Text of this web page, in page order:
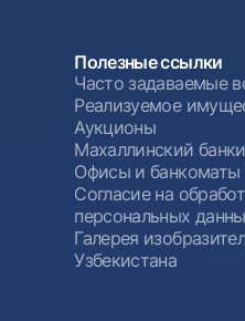
Полезные ссылки
Часто задаваемые
Реализуемое
Аукционы
Махаллинский
Офисы и банкоматы
Согласие на
персональных
Галерея
Узбекистана